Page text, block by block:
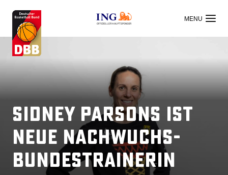
OFFIZIELLER HAUPTSPONSOR
Sidney Parsons ist
neue Nachwuchs-
Bundestrainerin